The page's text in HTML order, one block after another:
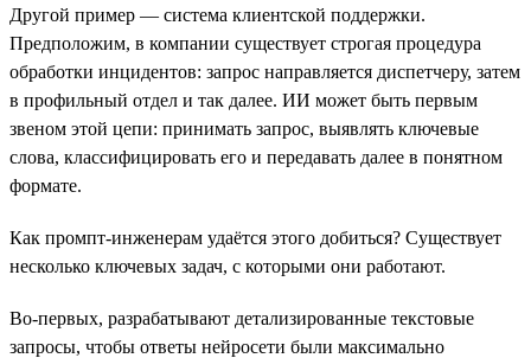
Другой пример — система клиентской поддержки.
Предположим, в компании существует строгая процедура
обработки инцидентов: запрос направляется диспетчеру, затем
в профильный отдел и так далее. ИИ может быть первым
звеном этой цепи: принимать запрос, выявлять ключевые
слова, классифицировать его и передавать далее в понятном
формате.
Как промпт-инженерам удаётся этого добиться? Существует
несколько ключевых задач, с которыми они работают.
Во-первых, разрабатывают детализированные текстовые
запросы, чтобы ответы нейросети были максимально